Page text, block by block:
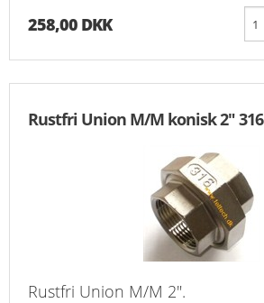
258,00 DKK
Rustfri Union M/M konisk 2" 316
Rustfri Union M/M 2".